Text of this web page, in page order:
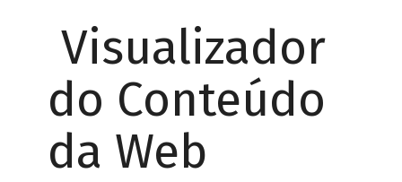
Visualizador
do Conteúdo
da Web